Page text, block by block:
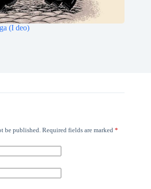
(I deo)
be published. Required fields are marked *